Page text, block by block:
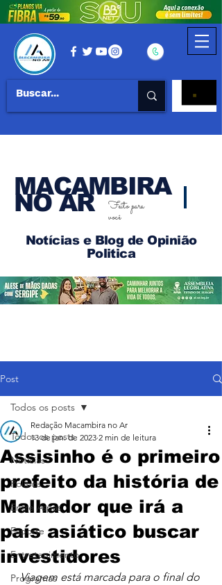
MACAMBIRA
NO AR
Feito para
você
Notícias e Blog de Opinião
Politica
Post
Todos os posts
Notícias
Política
Entre Aspas
Esporte
Entretenimento
Programas
Todos os posts
Assisinho é o primeiro
prefeito da história de
Malhador que irá a
país asiático buscar
investidores
Redação Macambira no Ar
13 de jan. de 2023 2 min de leitura
Viagem está marcada para o final do